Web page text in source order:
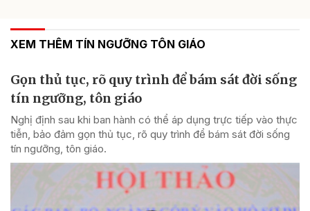
XEM THÊM TÍN NGƯỠNG TÔN GIÁO
Gọn thủ tục, rõ quy trình để bám sát đời sống
tín ngưỡng, tôn giáo
Nghị định sau khi ban hành có thể áp dụng trực tiếp vào thực
tiễn, bảo đảm gọn thủ tục, rõ quy trình để bám sát đời sống
tín ngưỡng, tôn giáo.